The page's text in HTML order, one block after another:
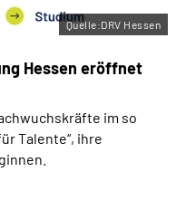
Hessen eröffnet
im so
Talente“, ihre
Quelle:DRV Hessen